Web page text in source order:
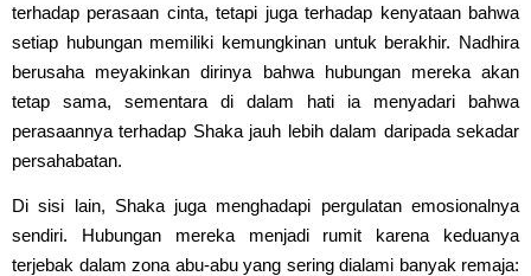
terhadap perasaan cinta, tetapi juga terhadap kenyataan bahwa
setiap hubungan memiliki kemungkinan untuk berakhir. Nadhira
berusaha meyakinkan dirinya bahwa hubungan mereka akan
tetap sama, sementara di dalam hati ia menyadari bahwa
perasaannya terhadap Shaka jauh lebih dalam daripada sekadar
persahabatan.
Di sisi lain, Shaka juga menghadapi pergulatan emosionalnya
sendiri. Hubungan mereka menjadi rumit karena keduanya
terjebak dalam zona abu-abu yang sering dialami banyak remaja: